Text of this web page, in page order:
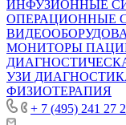
ИНФУЗИОННЫЕ
ОПЕРАЦИОННЫЕ
МОНИТОРЫ
УЗИ
ФИЗИОТЕРАПИЯ
+ 7 (495) 241 27